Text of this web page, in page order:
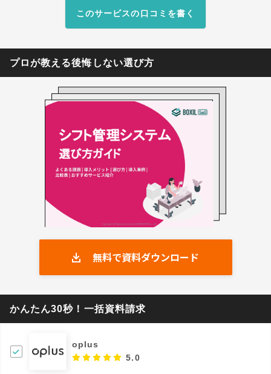
このサービスの口コミを書く
プロが教える後悔しない選び方
無料で資料ダウンロード
かんたん30秒！一括資料請求
oplus
5.0